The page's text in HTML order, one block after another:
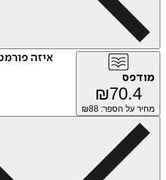
איזה
מודפס
₪70.4
מחיר על הספר: ₪ 88